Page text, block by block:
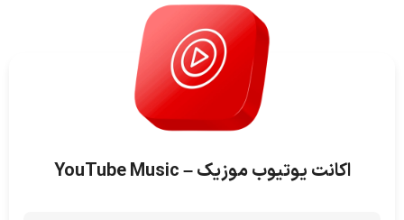
اکانت یوتیوب موزیک – YouTube Music